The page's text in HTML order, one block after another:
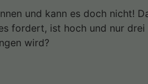
und kann es doch nicht!
fordert, ist hoch und nur
wird?